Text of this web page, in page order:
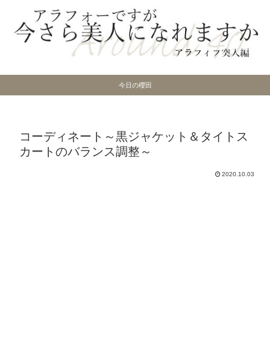
今日の櫻田
コーディネート～黒ジャケット＆タイトス
カートのバランス調整～
2020.10.03